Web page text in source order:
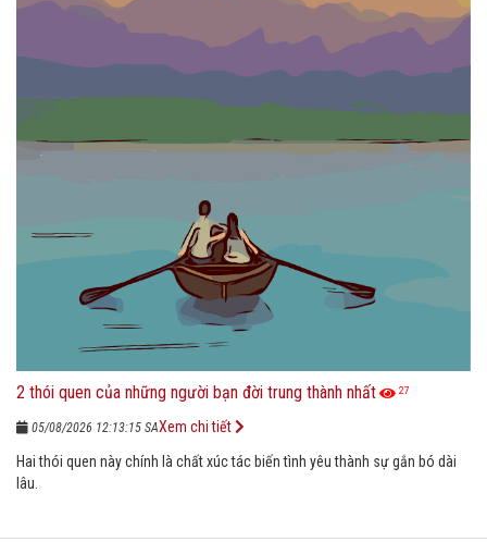
2 thói quen của những người bạn đời trung thành nhất 27
05/08/2026 12:13:15 SA
Hai thói quen này chính là chất xúc tác biến tình yêu thành sự gắn bó dài
lâu.
Xem chi tiết